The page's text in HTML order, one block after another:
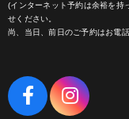
(インターネット予約は余裕を持
せください。
尚、当日、前日のご予約はお電